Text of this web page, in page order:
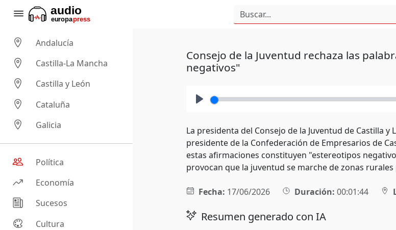
Andalucía
Castilla-La Mancha
Castilla y León
Cataluña
Galicia
Política
Economía
Sucesos
Cultura
Consejo de la Juventud rechaza las
negativos"
La presidenta del Consejo de la Juventud de Castilla
presidente de la Confederación de Empresarios de
estas afirmaciones constituyen "estereotipos
provocan que la juventud se marche de zonas
Fecha: 17/06/2026 Duración: 00:01:44
Resumen generado con IA